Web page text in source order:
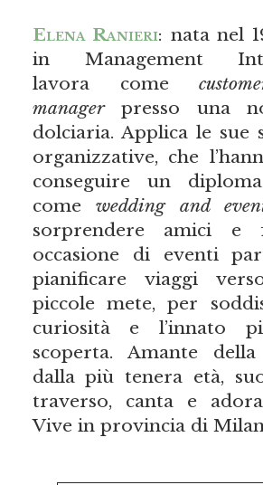
Elena Ranieri: nata nel
in Management
lavora come
managerpresso una
dolciaria. Applica le sue
organizzative, che
conseguire un
comewedding and
sorprendere amici e
occasione di eventi
pianificare viaggi
piccole mete, per
curiosità e l’innato
scoperta. Amante
dalla più tenera età,
traverso, canta e
Vive in provincia di